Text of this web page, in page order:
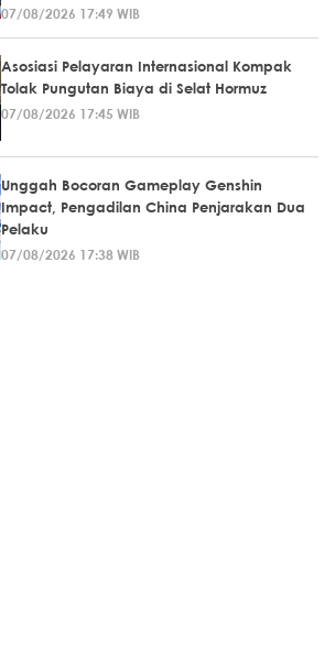
07/08/2026 17:49 WIB
Asosiasi Pelayaran Internasional Kompak
Tolak Pungutan Biaya di Selat Hormuz
07/08/2026 17:45 WIB
Unggah Bocoran Gameplay Genshin
Impact, Pengadilan China Penjarakan Dua
Pelaku
07/08/2026 17:38 WIB